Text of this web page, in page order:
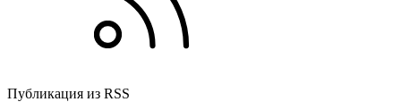
Публикация из RSS